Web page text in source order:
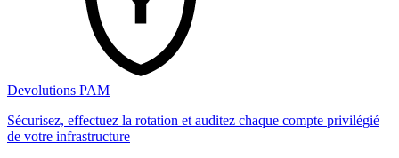
Devolutions PAM
Sécurisez, effectuez la rotation et auditez chaque compte privilégié
de votre infrastructure